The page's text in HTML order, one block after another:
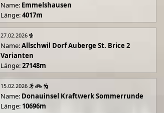
Name: Emmelshausen
Länge:4017m
27.02.2026
Name:Allschwil Dorf Auberge St. Brice 2
Varianten
Länge:27148m
15.02.2026
Name: Donauinsel Kraftwerk Sommerrunde
Länge: 10696m